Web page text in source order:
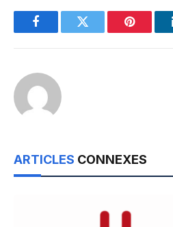
FacebookTwitter Pinterest
ARTICLES CONNEXES